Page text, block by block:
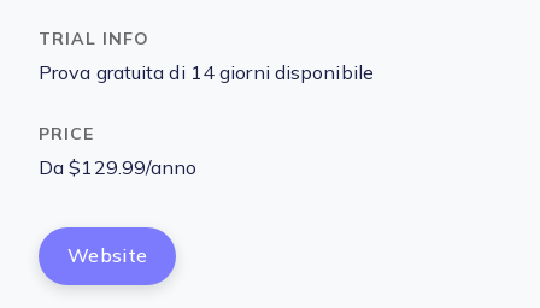
Prova gratuita di 14 giorni disponibile
Da $129.99/anno
Website